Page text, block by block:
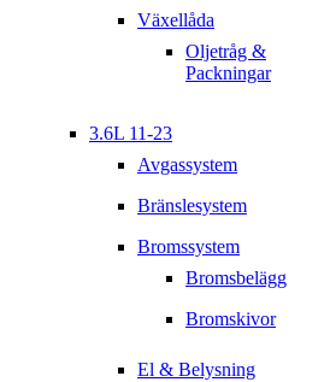
Växellåda
Oljetråg &
Packningar
3.6L 11-23
Avgassystem
Bränslesystem
Bromssystem
Bromsbelägg
Bromskivor
El & Belysning